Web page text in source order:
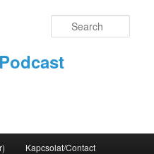
Kapcsolat/Contact